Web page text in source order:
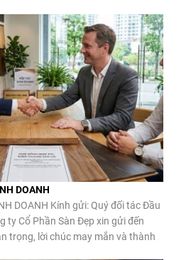
trọng, lời chúc may mắn và thành
DOANH
DOANH Kính gửi: Quý đối tác Đầu
ty Cổ Phần Sàn Đẹp xin gửi đến
trọng, lời chúc may mắn và thành
là đơn vị nhập khẩu, phân phối